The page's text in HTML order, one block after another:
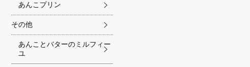
あんこプリン
その他
あんことバターのミルフィー
ユ